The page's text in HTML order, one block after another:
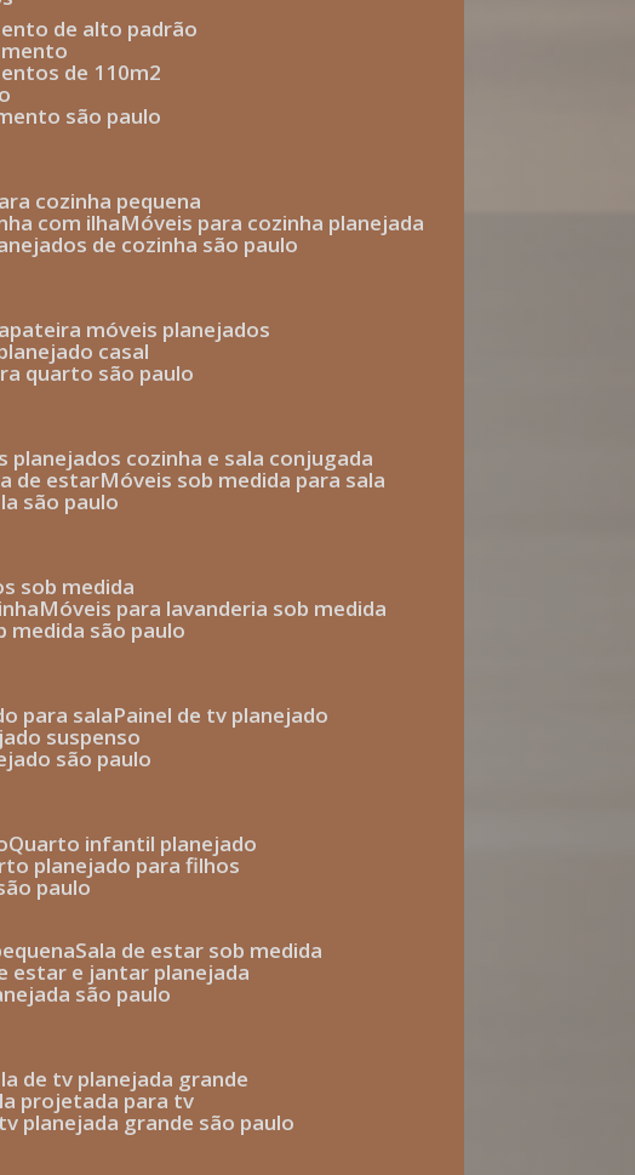
de alto padrão
de 110m2
são paulo
cozinha pequena
com ilha móveis para cozinha planejada
de cozinha são paulo
sapateira móveis planejados
casal
quarto são paulo
planejados cozinha e sala conjugada
de estar móveis sob medida para sala
são paulo
sob medida
móveis para lavanderia sob medida
medida são paulo
para sala painel de tv planejado
suspenso
são paulo
quarto infantil planejado
planejado para filhos
paulo
sala de estar sob medida
estar e jantar planejada
são paulo
de tv planejada grande
projetada para tv
tv planejada grande são paulo